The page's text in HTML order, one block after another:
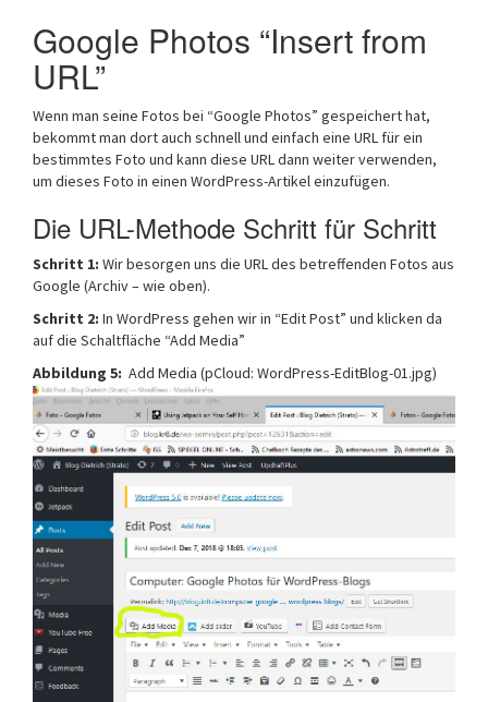
Google Photos “Insert from
URL”
Wenn man seine Fotos bei “Google Photos” gespeichert hat,
bekommt man dort auch schnell und einfach eine URL für ein
bestimmtes Foto und kann diese URL dann weiter verwenden,
um dieses Foto in einen WordPress-Artikel einzufügen.
Die URL-Methode Schritt für Schritt
Schritt 1: Wir besorgen uns die URL des betreffenden Fotos aus
Google (Archiv – wie oben).
Schritt 2: In WordPress gehen wir in “Edit Post” und klicken da
auf die Schaltfläche “Add Media”
Abbildung 5: Add Media (pCloud: WordPress-EditBlog-01.jpg)